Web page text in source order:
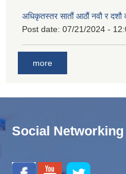
अधिकृतस्तर सातौं आठौं नवौ र दशौ
Post date: 07/21/2024 -
more
Social Networking